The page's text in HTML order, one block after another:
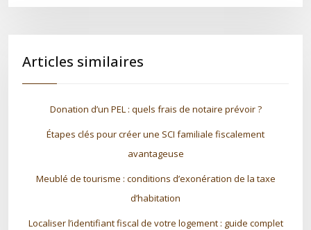
Articles similaires
Donation d’un PEL : quels frais de notaire prévoir ?
Étapes clés pour créer une SCI familiale fiscalement
avantageuse
Meublé de tourisme : conditions d’exonération de la taxe
d’habitation
Localiser l’identifiant fiscal de votre logement : guide complet